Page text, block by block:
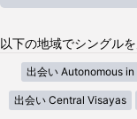
以下の地域でシングル
出会い Autonomous
出会い Central Visayas